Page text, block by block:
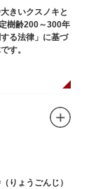
きいクスノキと
樹齢200～300年
る法律」に基づ
す。
りょうごんじ）